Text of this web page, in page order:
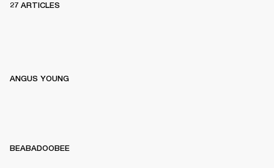
27 ARTICLES
ANGUS YOUNG
BEABADOOBEE